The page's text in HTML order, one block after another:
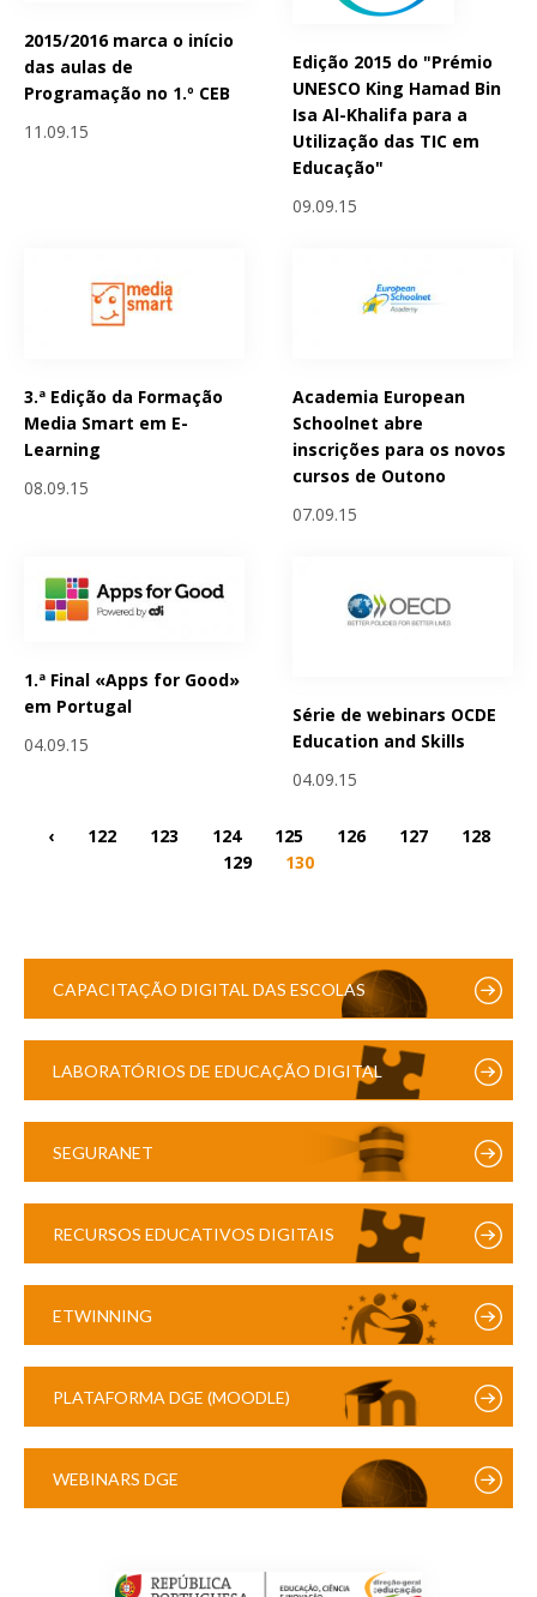
2015/2016 marca o início
das aulas de
Programação no 1.º CEB
11.09.15
Edição 2015 do "Prémio
UNESCO King Hamad Bin
Isa Al-Khalifa para a
Utilização das TIC em
Educação"
09.09.15
3.ª Edição da Formação
Media Smart em E-
Learning
08.09.15
Academia European
Schoolnet abre
inscrições para os novos
cursos de Outono
07.09.15
1.ª Final «Apps for Good»
em Portugal
04.09.15
Série de webinars OCDE
Education and Skills
04.09.15
‹ 122 123 124 125 126 127
128
129
130
CAPACITAÇÃO DIGITAL DAS ESCOLAS
LABORATÓRIOS DE EDUCAÇÃO DIGITAL
SEGURANET
RECURSOS EDUCATIVOS DIGITAIS
ETWINNING
PLATAFORMA DGE (MOODLE)
WEBINARS DGE